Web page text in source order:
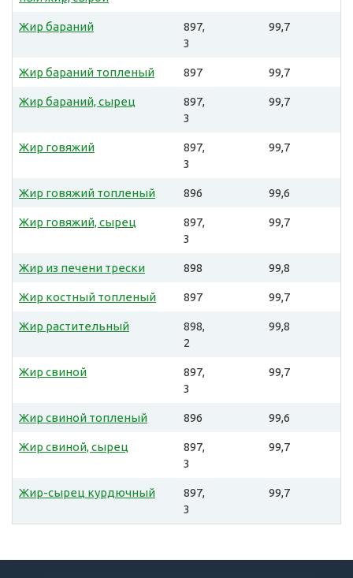
Жир бараний
897,
3
99,7
Жир бараний топленый 897 99,7
Жир бараний, сырец
897,
3
99,7
Жир говяжий
897,
3
99,7
Жир говяжий топленый 896 99,6
Жир говяжий, сырец
897,
3
99,7
Жир из печени трески 898 99,8
Жир костный топленый 897 99,7
Жир растительный
898,
2
99,8
Жир свиной
897,
3
99,7
Жир свиной топленый 896 99,6
Жир свиной, сырец
897,
3
99,7
Жир-сырец курдючный
897,
3
99,7